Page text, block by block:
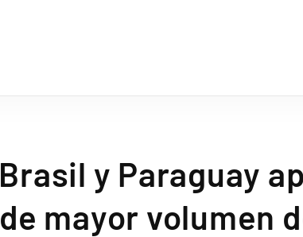
Brasil y Paraguay
de mayor volumen